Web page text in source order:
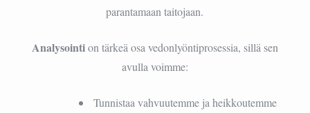
parantamaan taitojaan.
Analysointion tärkeä osa vedonlyöntiprosessia, sillä sen
avulla voimme:
Tunnistaa vahvuutemme ja heikkoutemme